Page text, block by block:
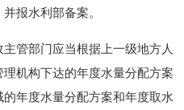
报水利部备案。
管部门应当根据上一级地方人
机构下达的年度水量分配方案
年度水量分配方案和年度取水